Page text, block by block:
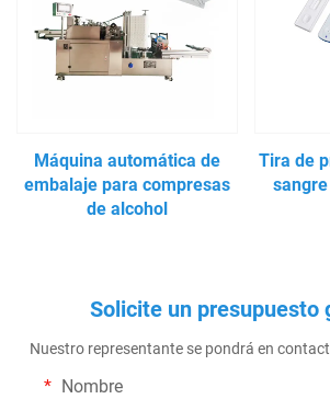
Máquina automática de
embalaje para compresas
de alcohol
Tira de
Solicite un presupuesto
Nuestro representante se pondrá en
Nombre